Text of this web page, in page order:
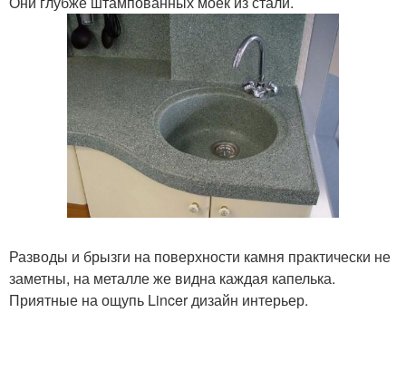
Разводы и брызги на поверхности камня практически не
заметны, на металле же видна каждая капелька.
Приятные на ощупь Lincer дизайн интерьер.